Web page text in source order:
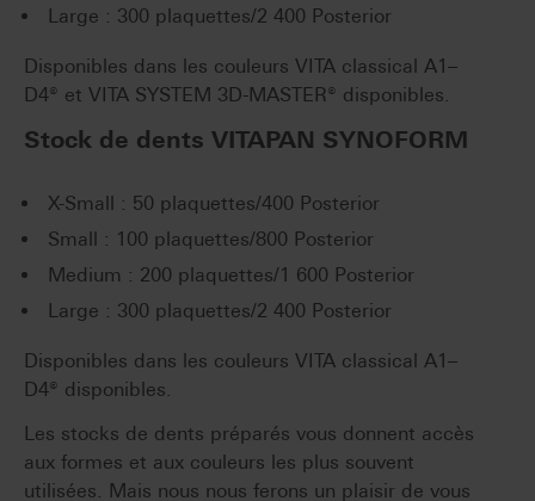
Large : 300 plaquettes/2 400 Posterior
Disponibles dans les couleurs VITA classical A1–
D4® et VITA SYSTEM 3D-MASTER® disponibles.
Stock de dents VITAPAN SYNOFORM
X-Small : 50 plaquettes/400 Posterior
Small : 100 plaquettes/800 Posterior
Medium : 200 plaquettes/1 600 Posterior
Large : 300 plaquettes/2 400 Posterior
Disponibles dans les couleurs VITA classical A1–
D4® disponibles.
Les stocks de dents préparés vous donnent accès
aux formes et aux couleurs les plus souvent
utilisées. Mais nous nous ferons un plaisir de vous